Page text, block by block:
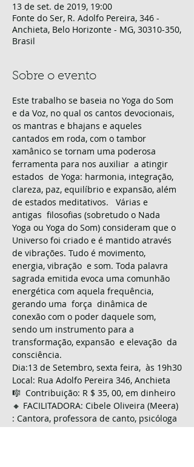
13 de set. de 2019, 19:00
Fonte do Ser, R. Adolfo Pereira, 346 -
Anchieta, Belo Horizonte - MG, 30310-350,
Brasil
Sobre o evento
Este trabalho se baseia no Yoga do Som
e da Voz, no qual os cantos devocionais,
os mantras e bhajans e aqueles
cantados em roda, com o tambor
xamânico se tornam uma poderosa
ferramenta para nos auxiliar  a atingir
estados  de Yoga: harmonia, integração,
clareza, paz, equilíbrio e expansão, além
de estados meditativos.   Várias e
antigas  filosofias (sobretudo o Nada
Yoga ou Yoga do Som) consideram que o
Universo foi criado e é mantido através
de vibrações. Tudo é movimento,
energia, vibração  e som. Toda palavra
sagrada emitida evoca uma comunhão
energética com aquela frequência,
gerando uma  força  dinâmica de
conexão com o poder daquele som,
sendo um instrumento para a
transformação, expansão  e elevação  da
consciência.
Dia:13 de Setembro, sexta feira,  às 19h30
Local: Rua Adolfo Pereira 346, Anchieta
🎼  Contribuição: R $ 35, 00, em dinheiro
🔸 FACILITADORA: Cibele Oliveira (Meera)
: Cantora, professora de canto, psicóloga
e…